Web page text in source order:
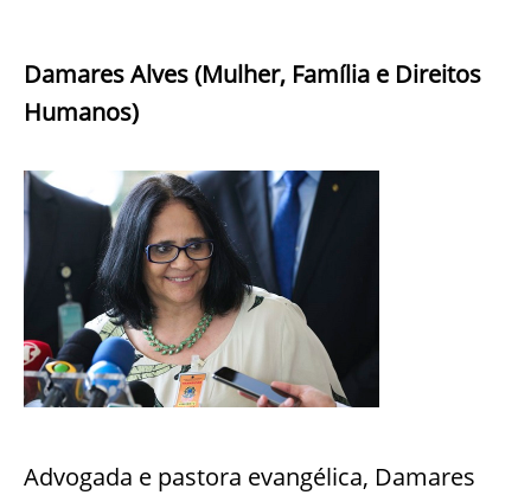
Damares Alves (Mulher, Família e Direitos
Humanos)
Advogada e pastora evangélica, Damares